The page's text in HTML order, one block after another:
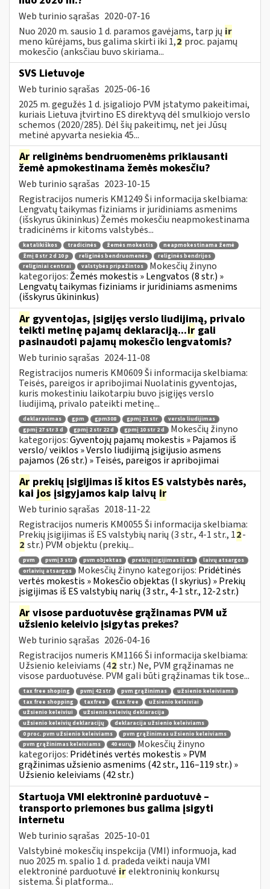
Web turinio sąrašas 2020-07-16
Nuo 2020 m. sausio 1 d. paramos gavėjams, tarp jų ir
meno kūrėjams, bus galima skirti iki 1,2 proc. pajamų
mokesčio (anksčiau buvo skiriama...
SVS Lietuvoje
Web turinio sąrašas 2025-06-16
2025 m. gegužės 1 d. įsigaliojo PVM įstatymo pakeitimai,
kuriais Lietuva įtvirtino ES direktyvą dėl smulkiojo verslo
schemos (2020/285). Dėl šių pakeitimų, net jei Jūsų
metinė apyvarta nesiekia 45...
Ar religinėms bendruomenėms priklausanti
žemė apmokestinama žemės mokesčiu?
Web turinio sąrašas 2023-10-15
Registracijos numeris KM1249 Ši informacija skelbiama:
Lengvatų taikymas fiziniams ir juridiniams asmenims
(išskyrus ūkininkus) Žemės mokesčiu neapmokestinama
tradicinėms ir kitoms valstybės...
katalikiškos tradicinės žemės mokestis
neapmokestinama žemė
žmį 8 str 2 d 10 p
religinės bendruomenės
religinės bendrijos
religiniai centrai
valstybės pripažintos
Mokesčių žinyno
kategorijos: Žemės mokestis » Lengvatos (8 str.) »
Lengvatų taikymas fiziniams ir juridiniams asmenims
(išskyrus ūkininkus)
Ar gyventojas, įsigijęs verslo liudijimą, privalo
teikti metinę pajamų deklaraciją...ir gali
pasinaudoti pajamų mokesčio lengvatomis?
Web turinio sąrašas 2024-11-08
Registracijos numeris KM0609 Ši informacija skelbiama:
Teisės, pareigos ir apribojimai Nuolatinis gyventojas,
kuris mokestiniu laikotarpiu buvo įsigijęs verslo
liudijimą, privalo pateikti metinę...
deklaravimas gpm gpm308 gpmį 21 str
verslo liudijimas
gpmį 27 str 3 d
gpmį 2 str 22 d gpmį 10 str 2 d
Mokesčių žinyno
kategorijos:Gyventojų pajamų mokestis » Pajamos iš
verslo/ veiklos » Verslo liudijimą įsigijusio asmens
pajamos (26 str.) » Teisės, pareigos ir apribojimai
Ar prekių įsigijimas iš kitos ES valstybės narės,
kai jos įsigyjamos kaip laivų ir
Web turinio sąrašas 2018-11-22
Registracijos numeris KM0055 Ši informacija skelbiama:
Prekių įsigijimas iš ES valstybių narių (3 str., 4-1 str., 12-
2 str.) PVM objektu (prekių...
pvm pvmį 3 str pvm objektas prekių įsigijimas iš es
laivų atsargos
orlaivių atsargos
Mokesčių žinyno kategorijos: Pridėtinės
vertės mokestis » Mokesčio objektas (I skyrius) » Prekių
įsigijimas iš ES valstybių narių (3 str., 4-1 str., 12-2 str.)
Ar visose parduotuvėse grąžinamas PVM už
užsienio keleivio įsigytas prekes?
Web turinio sąrašas 2026-04-16
Registracijos numeris KM1166 Ši informacija skelbiama:
Užsienio keleiviams (42 str.) Ne, PVM grąžinamas ne
visose parduotuvėse. PVM gali būti grąžinamas tik tose...
tax free shoping pvmį 42 str pvm grąžinimas
užsienio keleiviams
tax free shopping
taxfree tax free
užsienio keleiviai
užsienio keleiviui
užsienio keleivių deklaracija
užsienio keleivių deklaracijų
deklaracija užsienio keleiviams
0 proc. pvm užsienio keleiviams
pvm grąžinimas užsienio keleiviams
pvm grąžinimas keleiviams
40 eurų
Mokesčių žinyno
kategorijos: Pridėtinės vertės mokestis » PVM
grąžinimas užsienio asmenims (42 str., 116–119 str.) »
Užsienio keleiviams (42 str.)
Startuoja VMI elektroninė parduotuvė –
transporto priemones bus galima įsigyti
internetu
Web turinio sąrašas 2025-10-01
Valstybinė mokesčių inspekcija (VMI) informuoja, kad
nuo 2025 m. spalio 1 d. pradeda veikti nauja VMI
elektroninė parduotuvė irelektroninių konkursų
sistema. Ši platforma...